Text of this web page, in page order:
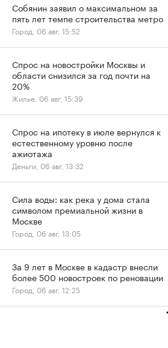
Собянин заявил о максимальном за
пять лет темпе строительства метро
Город, 06 авг, 15:52
Спрос на новостройки Москвы и
области снизился за год почти на
20%
Жилье, 06 авг, 15:39
Спрос на ипотеку в июле вернулся к
естественному уровню после
ажиотажа
Деньги, 06 авг, 13:32
Сила воды: как река у дома стала
символом премиальной жизни в
Москве
Город, 06 авг, 13:05
За 9 лет в Москве в кадастр внесли
более 500 новостроек по реновации
Город, 06 авг, 12:25